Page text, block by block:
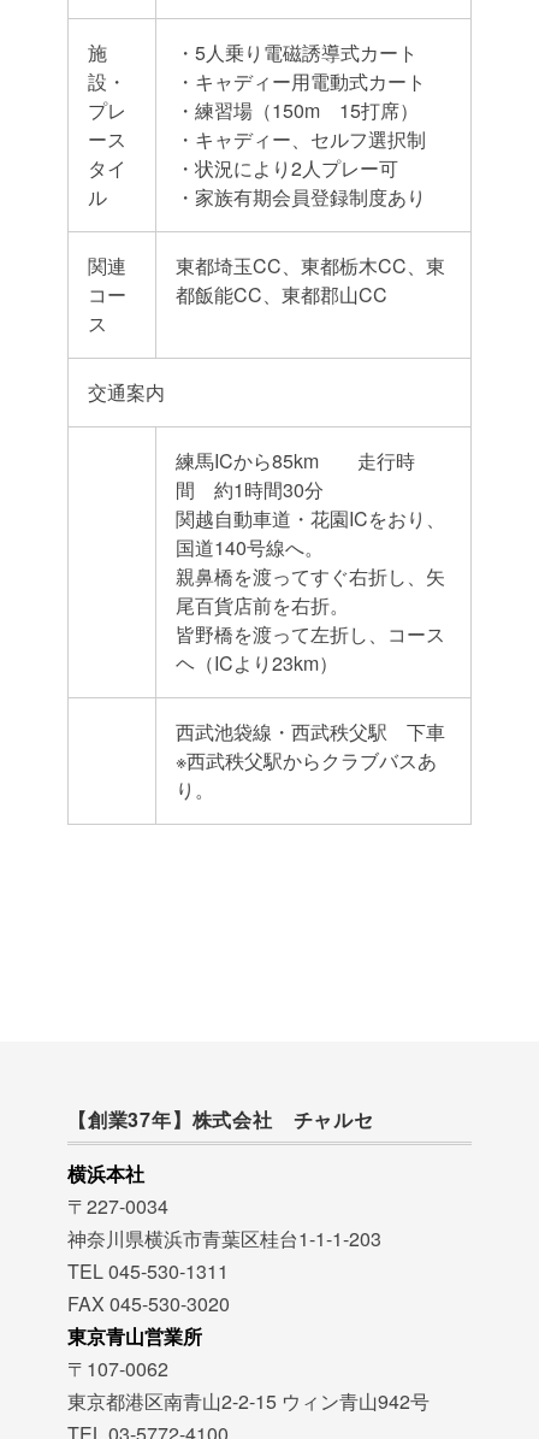
施
設・
プレ
ース
タイ
ル
・5人乗り電磁誘導式カート
・キャディー用電動式カート
・練習場（150m 15打席）
・キャディー、セルフ選択制
・状況により2人プレー可
・家族有期会員登録制度あり
関連
コー
ス
東都埼玉CC、東都栃木CC、東
都飯能CC、東都郡山CC
交通案内
練馬ICから85km 走行時
間 約1時間30分
関越自動車道・花園ICをおり、
国道140号線へ。
親鼻橋を渡ってすぐ右折し、矢
尾百貨店前を右折。
皆野橋を渡って左折し、コース
ヘ（ICより23km）
西武池袋線・西武秩父駅 下車
※西武秩父駅からクラブバスあ
り。
【創業37年】株式会社 チャルセ
横浜本社
〒227-0034
神奈川県横浜市青葉区桂台1-1-1-203
TEL 045-530-1311
FAX 045-530-3020
東京青山営業所
〒107-0062
東京都港区南青山2-2-15 ウィン青山942号